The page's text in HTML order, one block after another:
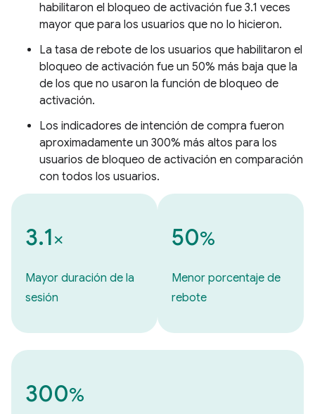
habilitaron el bloqueo de activación fue 3.1 veces
mayor que para los usuarios que no lo hicieron.
La tasa de rebote de los usuarios que habilitaron el
bloqueo de activación fue un 50% más baja que la
de los que no usaron la función de bloqueo de
activación.
Los indicadores de intención de compra fueron
aproximadamente un 300% más altos para los
usuarios de bloqueo de activación en comparación
con todos los usuarios.
3.1×
Mayor duración de la
sesión
50%
Menor porcentaje de
rebote
300%